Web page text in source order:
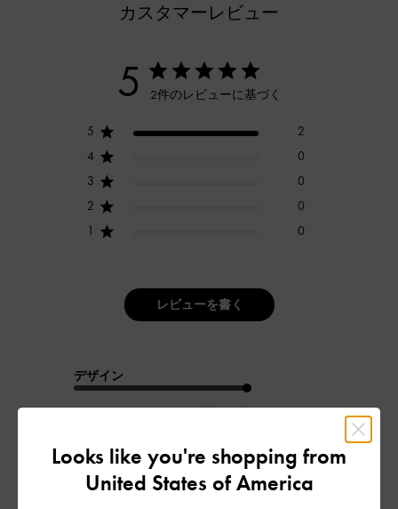
カスタマーレビュー
5 2件のレビューに基づく
5
2
4
0
3
0
2
0
1
0
レビューを書く
デザイン
とてもよかった
品質
とてもよかった
Looks like you're shopping from
United States of America